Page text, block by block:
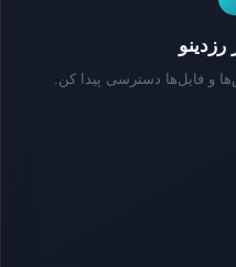
و فایل‌ها دسترسی پیدا کن.